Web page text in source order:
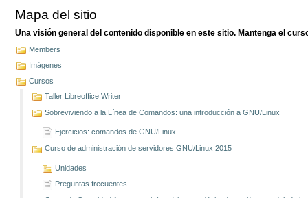
Mapa del sitio
Una visión general del contenido disponible en este sitio. Mantenga el
Members
Imágenes
Cursos
Taller Libreoffice Writer
Sobreviviendo a la Línea de Comandos: una introducción a GNU/Linux
Ejercicios: comandos de GNU/Linux
Curso de administración de servidores GNU/Linux 2015
Unidades
Preguntas frecuentes